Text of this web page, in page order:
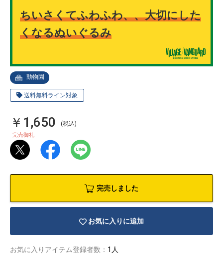
動物園
送料無料ライン対象
ちいさくてふわふわ、、大切にした
くなるぬいぐるみ
￥1,650 (税込)
完売御礼
完売しました
お気に入りに追加
お気に入りアイテム登録者数： 1人